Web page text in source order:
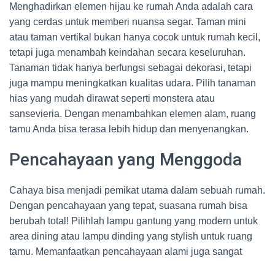
Menghadirkan elemen hijau ke rumah Anda adalah cara
yang cerdas untuk memberi nuansa segar. Taman mini
atau taman vertikal bukan hanya cocok untuk rumah kecil,
tetapi juga menambah keindahan secara keseluruhan.
Tanaman tidak hanya berfungsi sebagai dekorasi, tetapi
juga mampu meningkatkan kualitas udara. Pilih tanaman
hias yang mudah dirawat seperti monstera atau
sansevieria. Dengan menambahkan elemen alam, ruang
tamu Anda bisa terasa lebih hidup dan menyenangkan.
Pencahayaan yang Menggoda
Cahaya bisa menjadi pemikat utama dalam sebuah rumah.
Dengan pencahayaan yang tepat, suasana rumah bisa
berubah total! Pilihlah lampu gantung yang modern untuk
area dining atau lampu dinding yang stylish untuk ruang
tamu. Memanfaatkan pencahayaan alami juga sangat